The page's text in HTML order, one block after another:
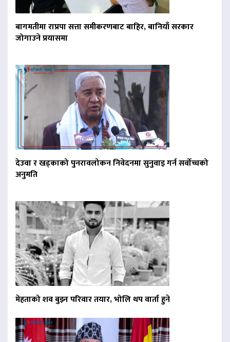
बागमतीमा राप्रपा सत्ता समीकरणबाट बाहिर, बानियाँ सरकार
जोगाउने प्रयासमा
देउवा र खड्काको पुनरावलोकन निवेदनमा सुनुवाइ गर्न सर्वोच्चको
अनुमति
मेहताको शव बुझ्न परिवार तयार, भोलि थप वार्ता हुने